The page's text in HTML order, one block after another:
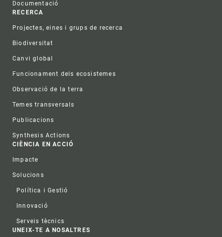
Documentació
RECERCA
Projectes, eines i grups de recerca
Biodiversitat
Canvi global
Funcionament dels ecosistemes
Observació de la terra
Temes transversals
Publicacions
Synthesis Actions
CIÈNCIA EN ACCIÓ
Impacte
Solucions
Política i Gestió
Innovació
Serveis tècnics
UNEIX-TE A NOSALTRES